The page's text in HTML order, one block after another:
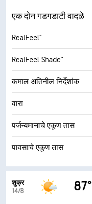
एक दोन गडगडाटी वादळे
RealFeel®
RealFeel Shade™
कमाल अतिनील निर्देशांक
वारा
पर्जन्यमानाचे एकूण तास
पावसाचे एकूण तास
शुक्र
14/8
87°